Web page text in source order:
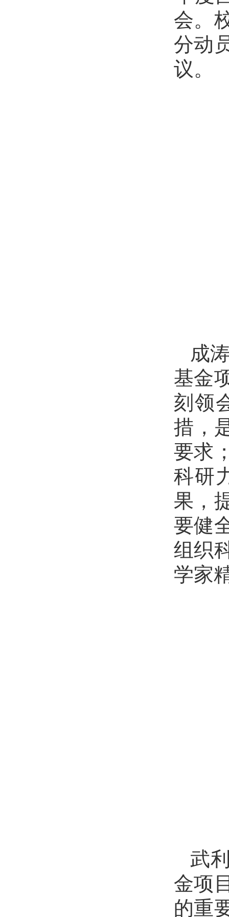
会。
分动
议。
成
基金
刻领
措，
要求
科研
果，
要健
组织
学家
武
金项
的重